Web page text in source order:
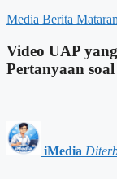
Media Berita
Video UAP
Pertanyaan
iMedia